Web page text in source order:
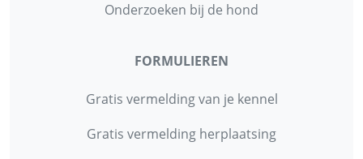
Onderzoeken bij de hond
FORMULIEREN
Gratis vermelding van je kennel
Gratis vermelding herplaatsing